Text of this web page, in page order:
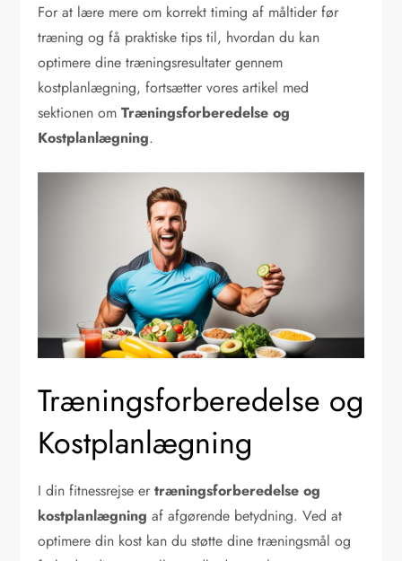
For at lære mere om korrekt timing af måltider før
træning og få praktiske tips til, hvordan du kan
optimere dine træningsresultater gennem
kostplanlægning, fortsætter vores artikel med
sektionen omTræningsforberedelse og
Kostplanlægning.
Træningsforberedelse og
Kostplanlægning
I din fitnessrejse ertræningsforberedelse og
kostplanlægning af afgørende betydning. Ved at
optimere din kost kan du støtte dine træningsmål og